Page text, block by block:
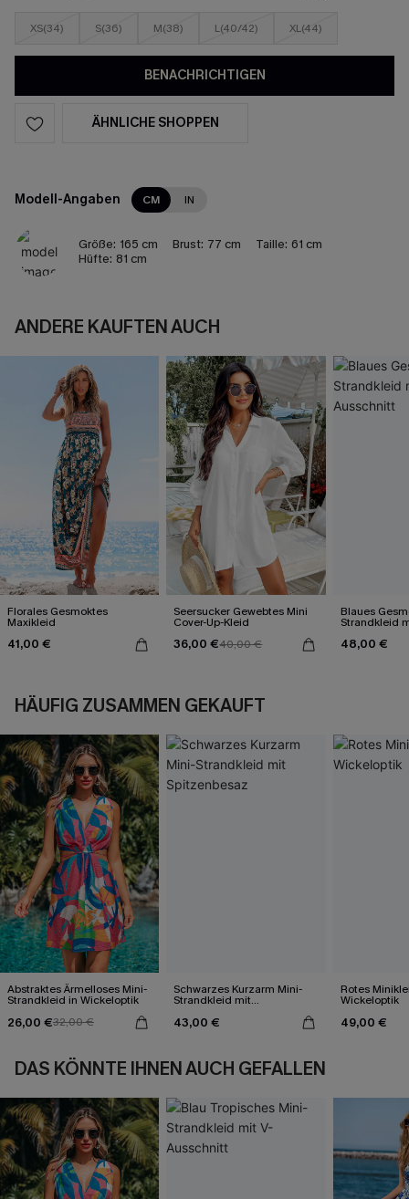
XS(34) S(36) M(38) L(40/42) XL(44)
BENACHRICHTIGEN
ÄHNLICHE SHOPPEN
Modell-Angaben CM IN
Größe: 165 cm Brust: 77 cm Taille: 61 cm
Hüfte: 81 cm
ANDERE KAUFTEN AUCH
Florales Gesmoktes
Maxikleid
41,00 €
Seersucker Gewebtes Mini
Cover-Up-Kleid
36,00 €40,00 €
Blaues
Strandkleid
48,00 €
HÄUFIG ZUSAMMEN GEKAUFT
Abstraktes Ärmelloses Mini-
Strandkleid in Wickeloptik
26,00 €32,00 €
Schwarzes Kurzarm Mini-
Strandkleid mit
43,00 €
Rotes
Wickeloptik
49,00 €
DAS KÖNNTE IHNEN AUCH GEFALLEN